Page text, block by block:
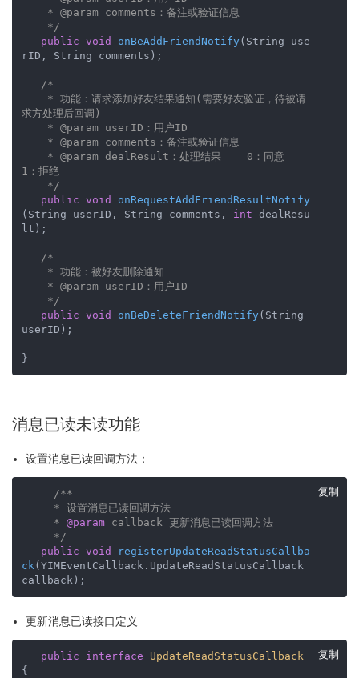
    */
public void onBeAddFriendNotify (String use
rID, String comments) ;
/*
求方处理后回调)
1：拒绝
    */
public void
onRequestAddFriendResultNotify
(String userID, String comments, int dealResu
lt) ;
/*
    */
public void onBeDeleteFriendNotify (String
userID) ;
}
消息已读未读功能
设置消息已读回调方法：
复制
/**
     *
@param callback 更新消息已读回调方法
     */
public void
registerUpdateReadStatusCallba
ck(YIMEventCallback.UpdateReadStatusCallback
callback) ;
更新消息已读接口定义
复制
public interface
UpdateReadStatusCallback
{